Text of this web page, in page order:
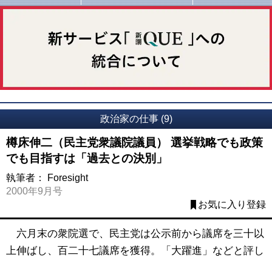
政治家の仕事 (9)
樽床伸二（民主党衆議院議員） 選挙戦略でも政策
でも目指すは「過去との決別」
執筆者：
Foresight
2000年9月号
お気に入り登録
六月末の衆院選で、民主党は公示前から議席を三十以
上伸ばし、百二十七議席を獲得。「大躍進」などと評し